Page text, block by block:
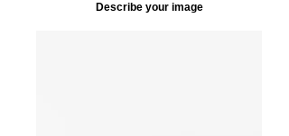
Describe your image